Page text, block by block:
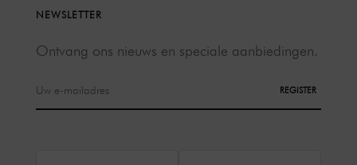
NEWSLETTER
Ontvang ons nieuws en speciale aanbiedingen.
REGISTER